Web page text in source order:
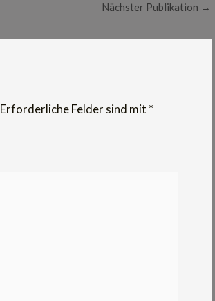
Nächster Publikation →
Erforderliche Felder sind mit *